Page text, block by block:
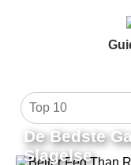
De Bedste
Slagelse